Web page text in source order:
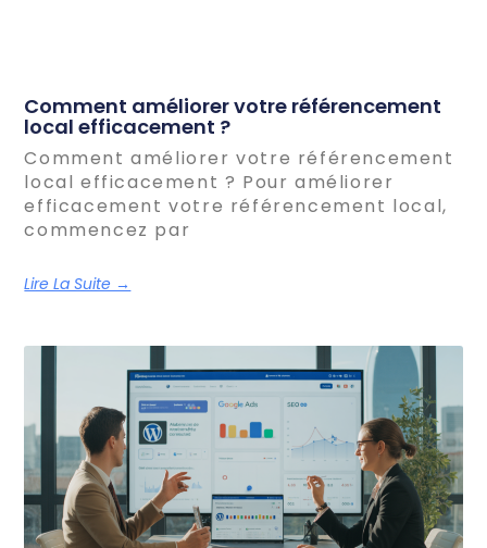
Comment améliorer votre référencement
local efficacement ?
Comment améliorer votre référencement
local efficacement ? Pour améliorer
efficacement votre référencement local,
commencez par
Lire La Suite →